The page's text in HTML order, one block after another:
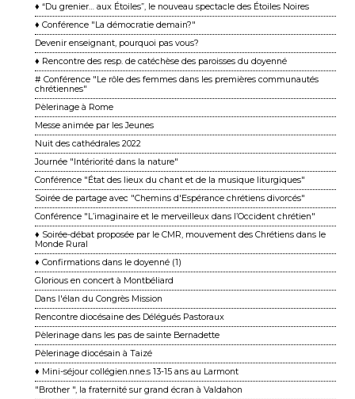
♦ “Du grenier… aux Étoiles”, le nouveau spectacle des Étoiles Noires
♦ Conférence "La démocratie demain?"
Devenir enseignant, pourquoi pas vous?
♦ Rencontre des resp. de catéchèse des paroisses du doyenné
# Conférence "Le rôle des femmes dans les premières communautés
chrétiennes"
Pèlerinage à Rome
Messe animée par les Jeunes
Nuit des cathédrales 2022
Journée "Intériorité dans la nature"
Conférence "État des lieux du chant et de la musique liturgiques"
Soirée de partage avec "Chemins d'Espérance chrétiens divorcés"
Conférence "L’imaginaire et le merveilleux dans l’Occident chrétien"
♦ Soirée-débat proposée par le CMR, mouvement des Chrétiens dans le
Monde Rural
♦ Confirmations dans le doyenné (1)
Glorious en concert à Montbéliard
Dans l'élan du Congrès Mission
Rencontre diocésaine des Délégués Pastoraux
Pèlerinage dans les pas de sainte Bernadette
Pèlerinage diocésain à Taizé
♦ Mini-séjour collégien.nne.s 13-15 ans au Larmont
"Brother ", la fraternité sur grand écran à Valdahon